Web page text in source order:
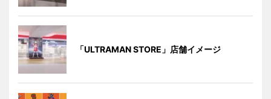
「ULTRAMAN STORE」店舗イメージ